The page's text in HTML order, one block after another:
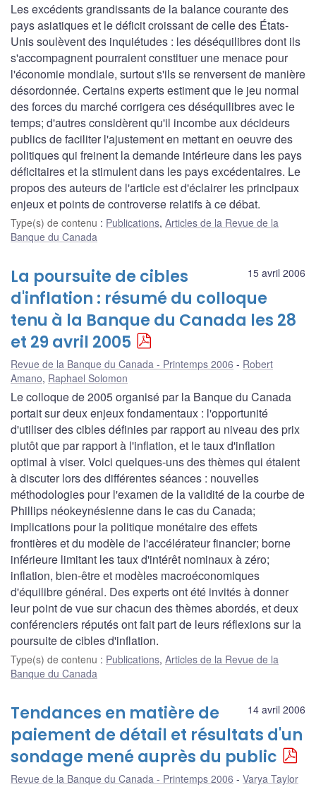
Les excédents grandissants de la balance courante des
pays asiatiques et le déficit croissant de celle des États-
Unis soulèvent des inquiétudes : les déséquilibres dont ils
s'accompagnent pourraient constituer une menace pour
l'économie mondiale, surtout s'ils se renversent de manière
désordonnée. Certains experts estiment que le jeu normal
des forces du marché corrigera ces déséquilibres avec le
temps; d'autres considèrent qu'il incombe aux décideurs
publics de faciliter l'ajustement en mettant en oeuvre des
politiques qui freinent la demande intérieure dans les pays
déficitaires et la stimulent dans les pays excédentaires. Le
propos des auteurs de l'article est d'éclairer les principaux
enjeux et points de controverse relatifs à ce débat.
Type(s) de contenu : Publications, Articles de la Revue de la
Banque du Canada
15 avril 2006
La poursuite de cibles
d'inflation : résumé du colloque
tenu à la Banque du Canada les 28
et 29 avril 2005
Revue de la Banque du Canada - Printemps 2006
Robert
Amano, Raphael Solomon
Le colloque de 2005 organisé par la Banque du Canada
portait sur deux enjeux fondamentaux : l'opportunité
d'utiliser des cibles définies par rapport au niveau des prix
plutôt que par rapport à l'inflation, et le taux d'inflation
optimal à viser. Voici quelques-uns des thèmes qui étaient
à discuter lors des différentes séances : nouvelles
méthodologies pour l'examen de la validité de la courbe de
Phillips néokeynésienne dans le cas du Canada;
implications pour la politique monétaire des effets
frontières et du modèle de l'accélérateur financier; borne
inférieure limitant les taux d'intérêt nominaux à zéro;
inflation, bien-être et modèles macroéconomiques
d'équilibre général. Des experts ont été invités à donner
leur point de vue sur chacun des thèmes abordés, et deux
conférenciers réputés ont fait part de leurs réflexions sur la
poursuite de cibles d'inflation.
Type(s) de contenu : Publications, Articles de la Revue de la
Banque du Canada
14 avril 2006
Tendances en matière de
paiement de détail et résultats d'un
sondage mené auprès du public
Revue de la Banque du Canada - Printemps 2006 Varya Taylor